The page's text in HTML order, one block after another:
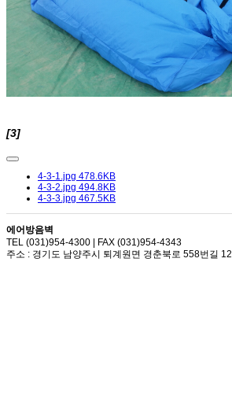
[3]
4-3-1.jpg 478.6KB
4-3-2.jpg 494.8KB
4-3-3.jpg 467.5KB
에어방음벽
TEL (031)954-4300 | FAX (031)954-4343
주소 : 경기도 남양주시 퇴계원면 경춘북로 558번길 12